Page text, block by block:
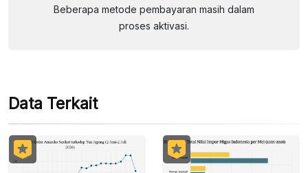
Beberapa metode pembayaran masih dalam
proses aktivasi.
Data Terkait